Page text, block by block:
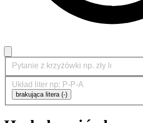
brakująca litera (-)